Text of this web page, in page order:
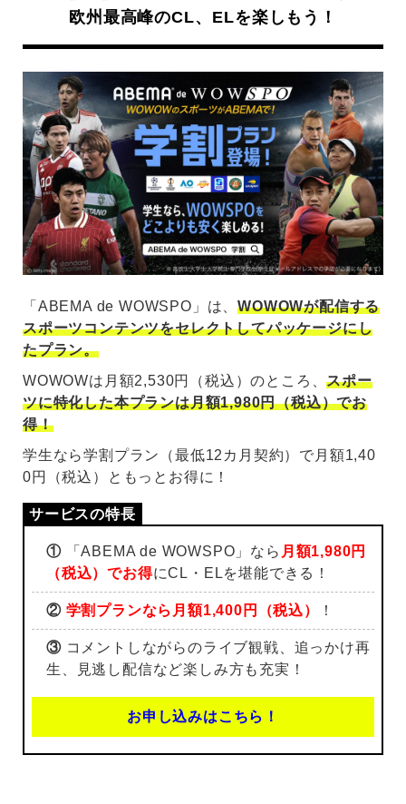
欧州最高峰のCL、ELを楽しもう！
「ABEMA de WOWSPO」は、WOWOWが配信する
スポーツコンテンツをセレクトしてパッケージにし
たプラン。
WOWOWは月額2,530円（税込）のところ、スポー
ツに特化した本プランは月額1,980円（税込）でお
得！
学生なら学割プラン（最低12カ月契約）で月額1,40
0円（税込）ともっとお得に！
①「ABEMA de WOWSPO」なら 月額1,980円
（税込）でお得にCL・ELを堪能できる！
② 学割プランなら月額1,400円（税込） ！
③コメントしながらのライブ観戦、追っかけ再
生、見逃し配信など楽しみ方も充実！
お申し込みはこちら！